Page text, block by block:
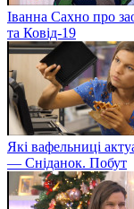
Іванна Сахно про
та Ковід-19
Які вафельниці
— Сніданок. Побут